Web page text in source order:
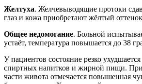
Желтуха. Желчевыводящие протоки
глаз и кожа приобретают жёлтый
Общее недомогание. Больной
устаёт, температура повышается до 38
У пациентов состояние резко
спиртных напитков и жирной пищи.
части живота отмечается повышенная